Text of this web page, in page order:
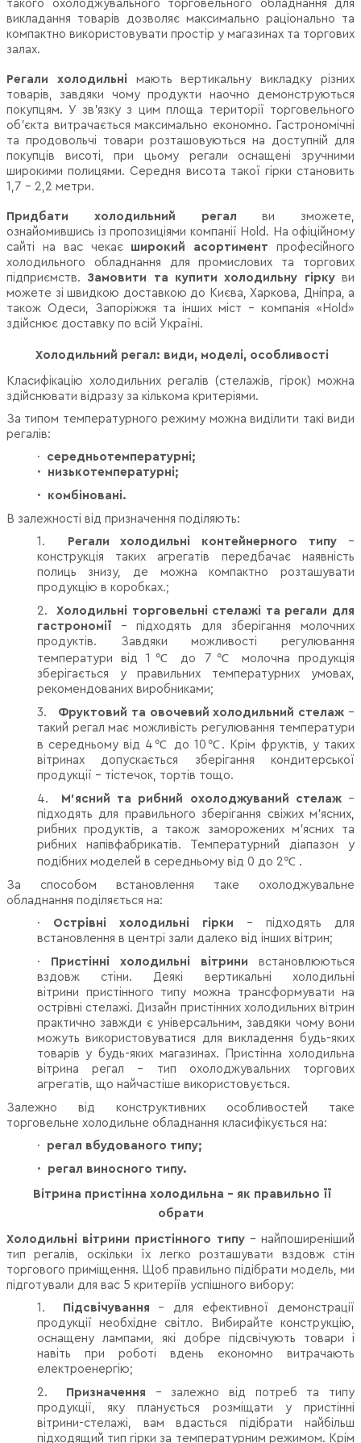
такого охолоджувального торговельного обладнання для
викладання товарів дозволяє максимально раціонально та
компактно використовувати простір у магазинах та торгових
залах.
Регали холодильні мають вертикальну викладку різних
товарів, завдяки чому продукти наочно демонструються
покупцям. У зв’язку з цим площа території торговельного
об'єкта витрачається максимально економно. Гастрономічні
та продовольчі товари розташовуються на доступній для
покупців висоті, при цьому регали оснащені зручними
широкими полицями. Середня висота такої гірки становить
1,7 – 2,2 метри.
Придбати холодильний регал ви зможете,
ознайомившись із пропозиціями компанії Hold. На офіційному
сайті на вас чекає широкий асортимент професійного
холодильного обладнання для промислових та торгових
підприємств. Замовити та купити холодильну гіркуви
можете зі швидкою доставкою до Києва, Харкова, Дніпра, а
також Одеси, Запоріжжя та інших міст – компанія «Hold»
здійснює доставку по всій Україні.
Холодильний регал: види, моделі, особливості
Класифікацію холодильних регалів (стелажів, гірок) можна
здійснювати відразу за кількома критеріями.
За типом температурного режиму можна виділити такі види
регалів:
·
середньотемпературні;
·
низькотемпературні;
·
комбіновані.
В залежності від призначення поділяють:
1.
Регали холодильні контейнерного типу –
конструкція таких агрегатів передбачає наявність
полиць знизу, де можна компактно розташувати
продукцію в коробках.;
2.
Холодильні торговельні стелажі та регали для
гастрономії – підходять для зберігання молочних
продуктів. Завдяки можливості регулювання
температури від 1
℃ до 7 ℃
молочна продукція
зберігається у правильних температурних умовах,
рекомендованих виробниками;
3.
Фруктовий та овочевий холодильний стелаж –
такий регал має можливість регулювання температури
в середньому від 4 ℃ до 10 ℃ . Крім фруктів, у таких
вітринах допускається зберігання кондитерської
продукції – тістечок, тортів тощо.
4.
М'ясний та рибний охолоджуваний стелаж
–
підходять для правильного зберігання свіжих м'ясних,
рибних продуктів, а також заморожених м'ясних та
рибних напівфабрикатів. Температурний діапазон у
подібних моделей в середньому від 0 до 2℃.
За способом встановлення таке охолоджувальне
обладнання поділяється на:
·
Острівні холодильні гірки – підходять для
встановлення в центрі зали далеко від інших вітрин;
·
Пристінні холодильні вітрини встановлюються
вздовж стіни. Деякі вертикальні холодильні
вітрини пристінного типу можна трансформувати на
острівні стелажі. Дизайн пристінних холодильних вітрин
практично завжди є універсальним, завдяки чому вони
можуть використовуватися для викладення будь-яких
товарів у будь-яких магазинах. Пристінна холодильна
вітрина регал - тип охолоджувальних торгових
агрегатів, що найчастіше використовується.
Залежно від конструктивних особливостей таке
торговельне холодильне обладнання класифікується на:
·
регал вбудованого типу;
·
регал виносного типу.
Вітрина пристінна холодильна - як правильно її
обрати
Холодильні вітрини пристінного типу– найпоширеніший
тип регалів, оскільки їх легко розташувати вздовж стін
торгового приміщення. Щоб правильно підібрати модель, ми
підготували для вас 5 критеріїв успішного вибору:
1.
Підсвічування – для ефективної демонстрації
продукції необхідне світло. Вибирайте конструкцію,
оснащену лампами, які добре підсвічують товари і
навіть при роботі вдень економно витрачають
електроенергію;
2.
Призначення – залежно від потреб та типу
продукції, яку планується розміщати у пристінні
вітрини-стелажі, вам вдасться підібрати найбільш
підходящий тип гірки за температурним режимом. Крім